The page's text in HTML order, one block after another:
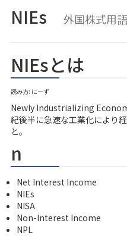
NIEs 外国株式用
NIEsとは
読み方: にーず
Newly Industrializing
紀後半に急速な工業化により
と。
n
Net Interest Income
NIEs
NISA
Non-Interest Income
NPL